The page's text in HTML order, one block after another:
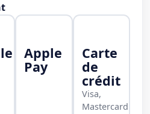
Apple
Pay
Carte
de
crédit
Visa,
Mastercard